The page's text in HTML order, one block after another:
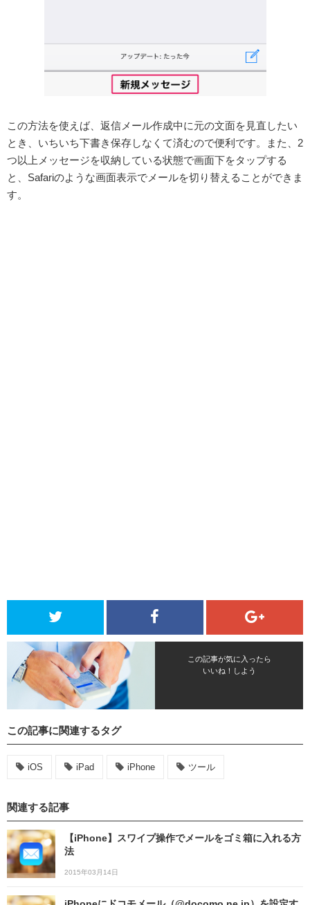
この方法を使えば、返信メール作成中に元の文面を見直したい
とき、いちいち下書き保存しなくて済むので便利です。また、2
つ以上メッセージを収納している状態で画面下をタップする
と、Safariのような画面表示でメールを切り替えることができま
す。
この記事が気に入ったら
いいね！しよう
この記事に関連するタグ
iOS iPad iPhone ツール
関連する記事
【iPhone】スワイプ操作でメールをゴミ箱に入れる方
法
2015年03月14日